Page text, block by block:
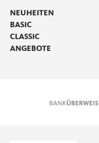
NEUHEITEN
BASIC
CLASSIC
ANGEBOTE